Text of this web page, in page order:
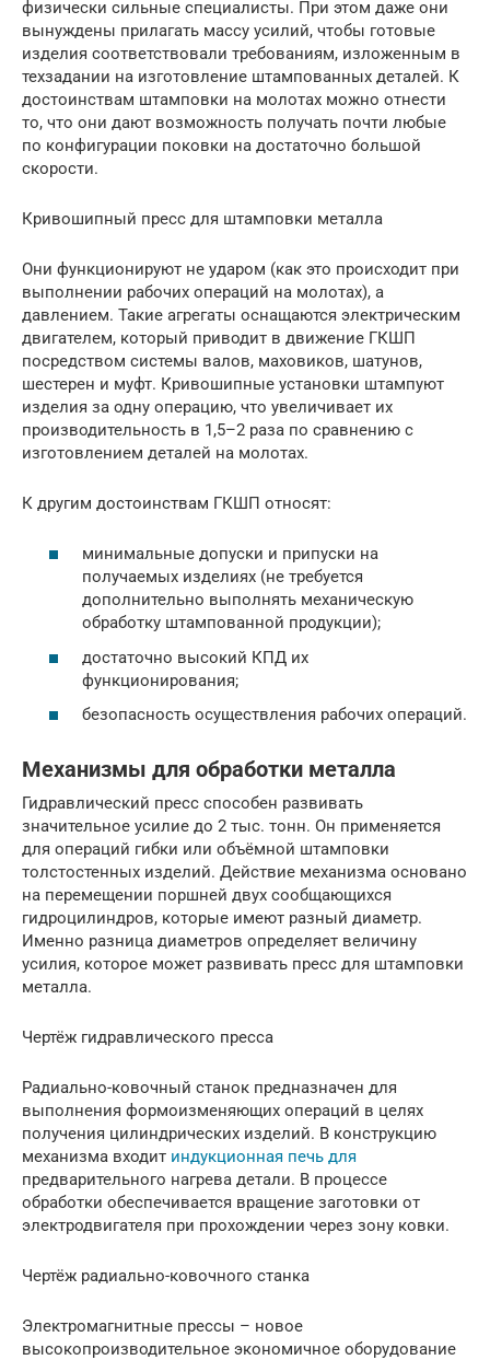
физически сильные специалисты. При этом даже они
вынуждены прилагать массу усилий, чтобы готовые
изделия соответствовали требованиям, изложенным в
техзадании на изготовление штампованных деталей. К
достоинствам штамповки на молотах можно отнести
то, что они дают возможность получать почти любые
по конфигурации поковки на достаточно большой
скорости.
Кривошипный пресс для штамповки металла
Они функционируют не ударом (как это происходит при
выполнении рабочих операций на молотах), а
давлением. Такие агрегаты оснащаются электрическим
двигателем, который приводит в движение ГКШП
посредством системы валов, маховиков, шатунов,
шестерен и муфт. Кривошипные установки штампуют
изделия за одну операцию, что увеличивает их
производительность в 1,5–2 раза по сравнению с
изготовлением деталей на молотах.
К другим достоинствам ГКШП относят:
минимальные допуски и припуски на
получаемых изделиях (не требуется
дополнительно выполнять механическую
обработку штампованной продукции);
достаточно высокий КПД их
функционирования;
безопасность осуществления рабочих операций.
Механизмы для обработки металла
Гидравлический пресс способен развивать
значительное усилие до 2 тыс. тонн. Он применяется
для операций гибки или объёмной штамповки
толстостенных изделий. Действие механизма основано
на перемещении поршней двух сообщающихся
гидроцилиндров, которые имеют разный диаметр.
Именно разница диаметров определяет величину
усилия, которое может развивать пресс для штамповки
металла.
Чертёж гидравлического пресса
Радиально-ковочный станок предназначен для
выполнения формоизменяющих операций в целях
получения цилиндрических изделий. В конструкцию
механизма входит индукционная печь для
предварительного нагрева детали. В процессе
обработки обеспечивается вращение заготовки от
электродвигателя при прохождении через зону ковки.
Чертёж радиально-ковочного станка
Электромагнитные прессы – новое
высокопроизводительное экономичное оборудование